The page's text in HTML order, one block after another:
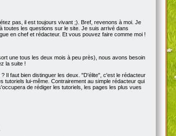
pas, il est toujours vivant ;). Bref, revenons à moi. Je
toutes les questions sur le site. Je suis arrivé dans
en chef et rédacteur. Et vous pouvez faire comme moi !
une tous les deux mois à peu près), nous avons besoin
la suite !
Il faut bien distinguer les deux. "D'élite", c'est le rédacteur
tutoriels lui-même. Contrairement au simple rédacteur qui
de rédiger les tutoriels, les pages les plus vues